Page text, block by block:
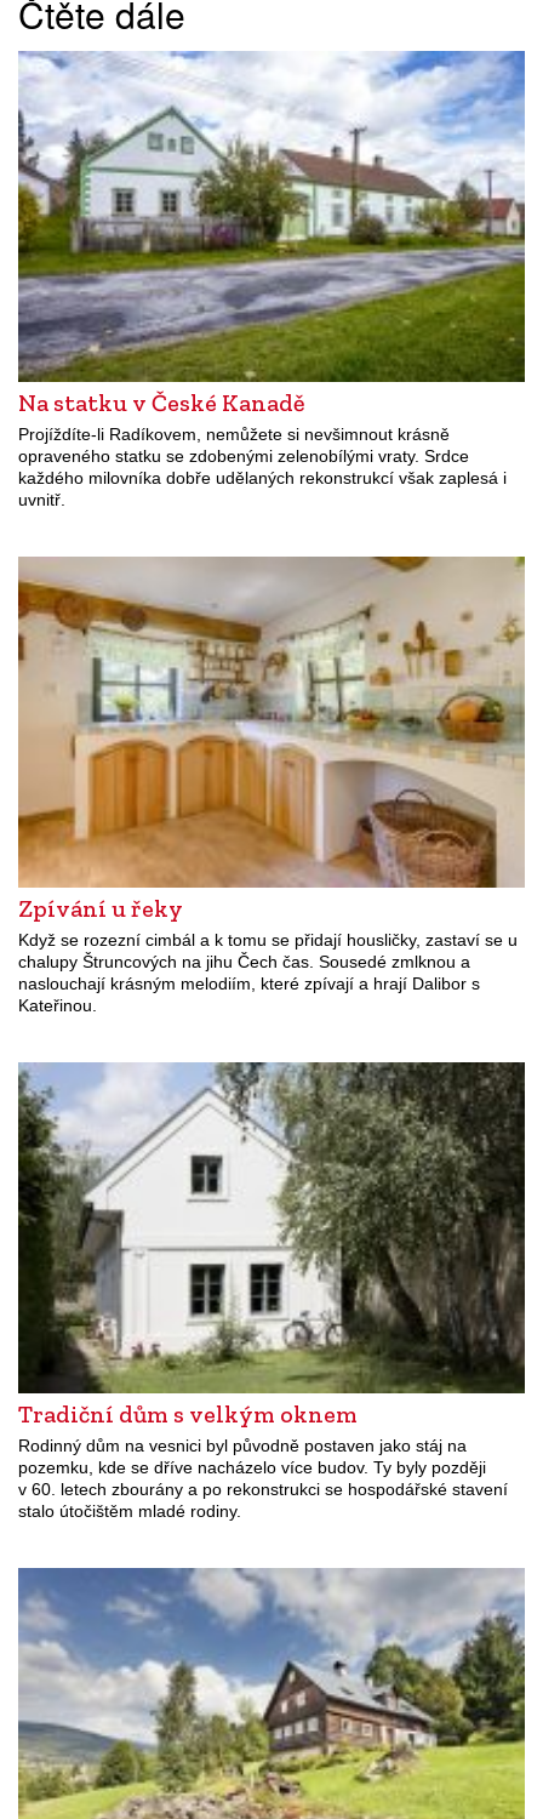
Čtěte dále
Na statku v České Kanadě
Projíždíte-li Radíkovem, nemůžete si nevšimnout krásně
opraveného statku se zdobenými zelenobílými vraty. Srdce
každého milovníka dobře udělaných rekonstrukcí však zaplesá i
uvnitř.
Zpívání u řeky
Když se rozezní cimbál a k tomu se přidají housličky, zastaví se u
chalupy Štruncových na jihu Čech čas. Sousedé zmlknou a
naslouchají krásným melodiím, které zpívají a hrají Dalibor s
Kateřinou.
Tradiční dům s velkým oknem
Rodinný dům na vesnici byl původně postaven jako stáj na
pozemku, kde se dříve nacházelo více budov. Ty byly později
v 60. letech zbourány a po rekonstrukci se hospodářské stavení
stalo útočištěm mladé rodiny.